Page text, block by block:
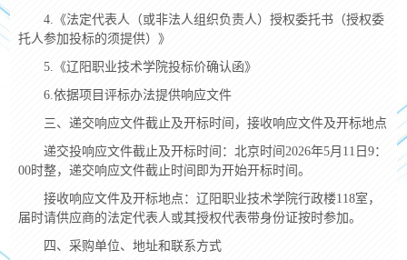
4. 《法定代表人（或非法人组织负责人）授权委托书（授权委
托人参加投标的须提供）》
5. 《辽阳职业技术学院投标价确认函》
6.依据项目评标办法提供响应文件
三、递交响应文件截止及开标时间，接收响应文件及开标地点
递交投响应文件截止及开标时间：北京时间 2026年5月 11 日 9：
00时整，递交响应文件截止时间即为开始开标时间。
接收响应文件及开标地点：辽阳职业技术学院行政楼118室，
届时请供应商的法定代表人或其授权代表带身份证按时参加。
四、采购单位、地址和联系方式